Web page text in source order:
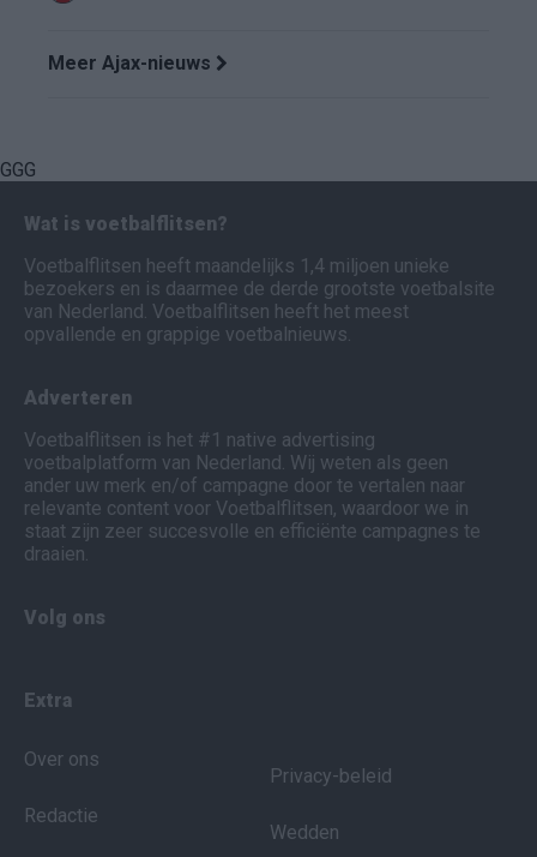
Meer Ajax-nieuws
GGG
Wat is voetbalflitsen?
Voetbalflitsen heeft maandelijks 1,4 miljoen unieke
bezoekers en is daarmee de derde grootste voetbalsite
van Nederland. Voetbalflitsen heeft het meest
opvallende en grappige voetbalnieuws.
Adverteren
Voetbalflitsen is het #1 native advertising
voetbalplatform van Nederland. Wij weten als geen
ander uw merk en/of campagne door te vertalen naar
relevante content voor Voetbalflitsen, waardoor we in
staat zijn zeer succesvolle en efficiënte campagnes te
draaien.
Volg ons
Extra
Over ons
Redactie
Privacy-beleid
Wedden